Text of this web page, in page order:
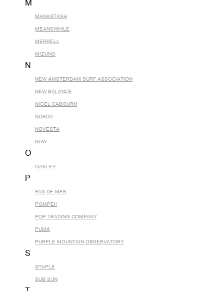
M
MANASTASH
MEANSWHILE
MERRELL
MIZUNO
N
NEW AMSTERDAM SURF ASSOCIATION
NEW BALANCE
NIGEL CABOURN
NORDA
NOVESTA
NUW
O
OAKLEY
P
PAS DE MER
POMPEII
POP TRADING COMPANY
PUMA
PURPLE MOUNTAIN OBSERVATORY
S
STAPLE
SUB SUN